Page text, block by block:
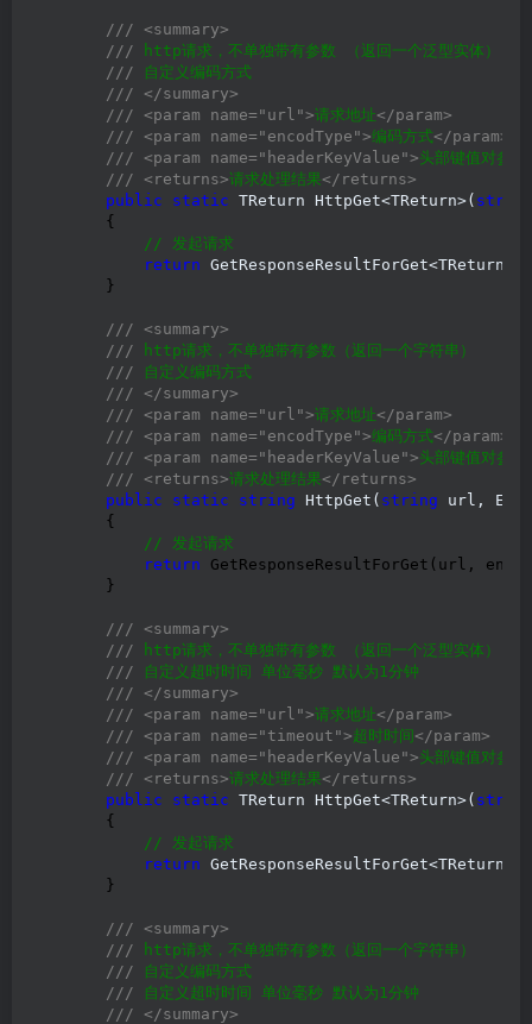
///
<summary>
/// http请求，不单独带有参数 （返回一个泛型实体）
/// 自定义编码方式
///
</summary>
///
<param name="url">请求地址</param>
///
<param name="encodType">编码方式</param>
///
<param name="headerKeyValue">头部键值对参数
///
<returns>请求处理结果</returns>
public
static TReturn HttpGet<TReturn>( string
        {
// 发起请求
return GetResponseResultForGet<TReturn>
        }
///
<summary>
/// http请求，不单独带有参数（返回一个字符串）
/// 自定义编码方式
///
</summary>
///
<param name="url">请求地址</param>
///
<param name="encodType">编码方式</param>
///
<param name="headerKeyValue">头部键值对参数
///
<returns>请求处理结果</returns>
public
static string HttpGet( string url,
        {
// 发起请求
return GetResponseResultForGet(url,
        }
///
<summary>
/// http请求，不单独带有参数 （返回一个泛型实体）
/// 自定义超时时间 单位毫秒 默认为1分钟
///
</summary>
///
<param name="url">请求地址</param>
///
<param name="timeout">超时时间 </param>
///
<param name="headerKeyValue">头部键值对参数
///
<returns>请求处理结果</returns>
public
static TReturn HttpGet<TReturn>( string
        {
// 发起请求
return GetResponseResultForGet<TReturn>
        }
///
<summary>
/// http请求，不单独带有参数（返回一个字符串）
/// 自定义编码方式
/// 自定义超时时间 单位毫秒 默认为1分钟
///
</summary>